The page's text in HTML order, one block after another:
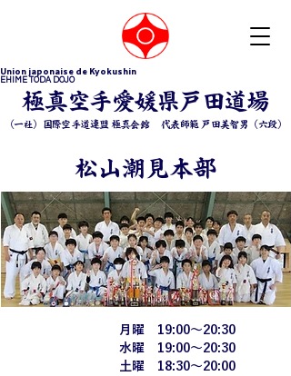
Union japonaise de Kyokushin
EHIME TODA DOJO
​極真空手愛媛県戸田道場
（一社）国際空手道連盟 極真会館 ​代表師範 戸田美智男（六段）
松山潮見本部
月曜 19:00〜20:30
水曜 19:00〜20:30
​土曜 18:30〜20:00